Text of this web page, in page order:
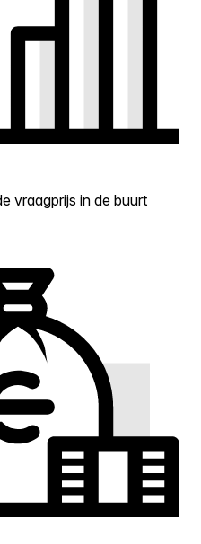
vraagprijs in de buurt